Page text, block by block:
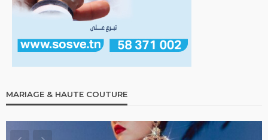
MARIAGE & HAUTE COUTURE